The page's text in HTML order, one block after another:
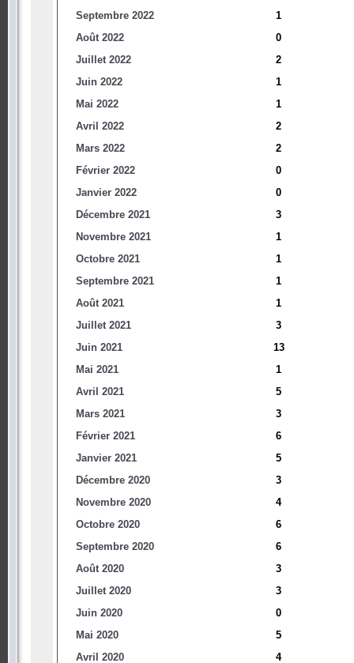
Septembre 2022
1
Août 2022
0
Juillet 2022
2
Juin 2022
1
Mai 2022
1
Avril 2022
2
Mars 2022
2
Février 2022
0
Janvier 2022
0
Décembre 2021
3
Novembre 2021
1
Octobre 2021
1
Septembre 2021
1
Août 2021
1
Juillet 2021
3
Juin 2021
13
Mai 2021
1
Avril 2021
5
Mars 2021
3
Février 2021
6
Janvier 2021
5
Décembre 2020
3
Novembre 2020
4
Octobre 2020
6
Septembre 2020
6
Août 2020
3
Juillet 2020
3
Juin 2020
0
Mai 2020
5
Avril 2020
4